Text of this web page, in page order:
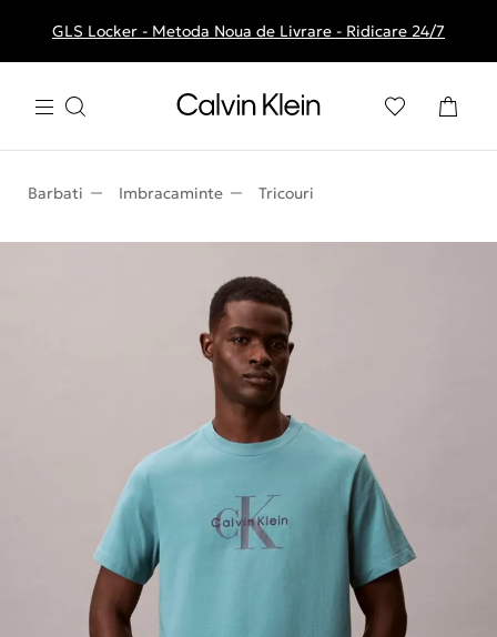
Livrare gratuita la comenzile de peste 250 RON
GLS Locker - Metoda Noua de Livrare - Ridicare 24/7
Barbati Imbracaminte Tricouri